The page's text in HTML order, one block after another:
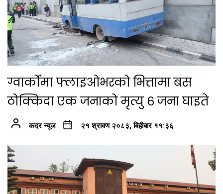
ग्वार्कोमा फ्लाइओभरको भित्तामा बस
ठोक्किदा एक जनाको मृत्यु ६ जना घाइते
कदर न्यूज २१ श्रावण २०८३, बिहीबार ११:३६